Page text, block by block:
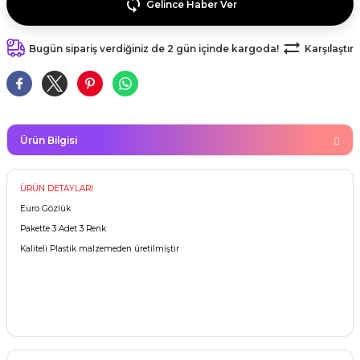
Veda Parti Malzemeleri
Süsleri (Halloween)
Günü
Süsleri
malzemeleri
dişim
Maskeleri
süsleri
modelleri (süslü
Taş Baskı Ürünleri
Ürünleri
Gelince Haber Ver
Bugün sipariş verdiğiniz de 2 gün içinde kargoda! Karşılaştır
Ürün Bilgisi
ÜRÜN DETAYLARI
Euro Gözlük
Pakette 3 Adet 3 Renk
Kaliteli Plastik malzemeden üretilmiştir